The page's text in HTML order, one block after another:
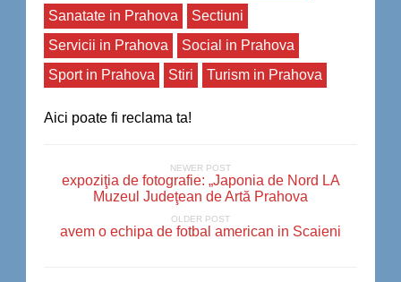
Sanatate in Prahova
Sectiuni
Servicii in Prahova
Social in Prahova
Sport in Prahova
Stiri Turism in Prahova
Aici poate fi reclama ta!
NEWER POST
expoziţia de fotografie: „Japonia de Nord LA
Muzeul Judeţean de Artă Prahova
OLDER POST
avem o echipa de fotbal american in Scaieni